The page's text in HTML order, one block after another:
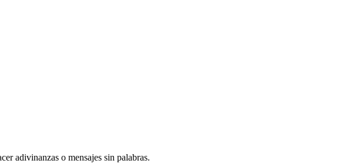
adivinanzas o mensajes sin palabras.